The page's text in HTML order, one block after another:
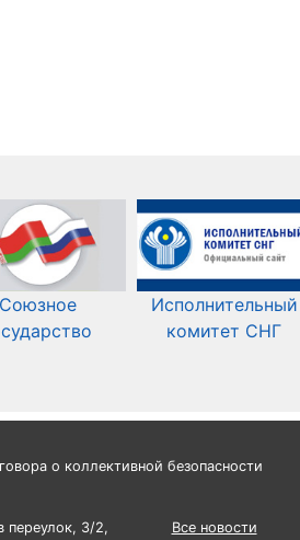
Союзное
Исполнительный
комитет СНГ
о коллективной безопасности
переулок, 3/2,
Все новости